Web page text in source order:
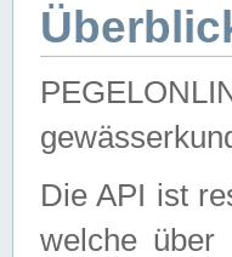
Die API ist
welche über